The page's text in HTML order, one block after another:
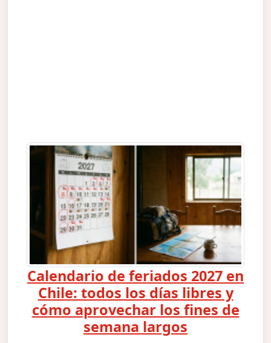
Calendario de feriados 2027 en
Chile: todos los días libres y
cómo aprovechar los fines de
semana largos